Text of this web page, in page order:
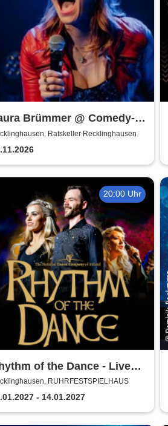
Brümmer @ Comedy-
| Hochgestapelt
Ratskeller Recklinghausen
20:00 Uhr
of the Dance - Live
RUHRFESTSPIELHAUS
- 14.01.2027